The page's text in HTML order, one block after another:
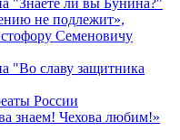
не подлежит»,
Семеновичу
"Во славу защитника
России
знаем! Чехова любим!»